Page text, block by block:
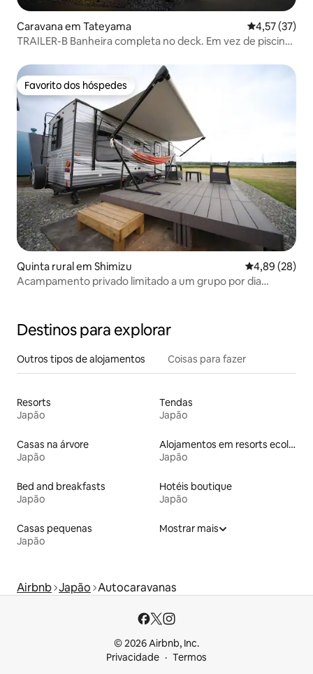
Caravana em Tateyama Classificação
4,57 (37)
TRAILER-B Banheira completa no deck. Em vez de piscina,
Desconto adicional de 25% para estadias consecutivas
Favorito dos hóspedes
Favorito dos hóspedes
Quinta rural em Shimizu Classificação
4,89 (28)
Acampamento privado limitado a um grupo por dia
Destinos para explorar
Outros tipos de alojamentos Coisas para fazer
Resorts
Japão
Tendas
Japão
Casas na árvore
Japão
Alojamentos em resorts ecológicos
Japão
Bed and breakfasts
Japão
Hotéis boutique
Japão
Casas pequenas
Japão
Mostrar mais
Airbnb Japão Autocaravanas
© 2026 Airbnb, Inc.
Privacidade
Termos